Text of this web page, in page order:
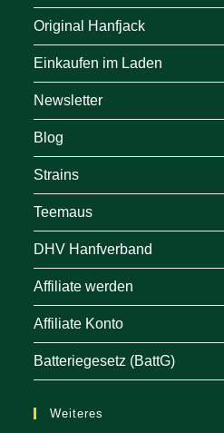
Original Hanfjack
Einkaufen im Laden
Newsletter
Blog
Strains
Teemaus
DHV Hanfverband
Affiliate werden
Affiliate Konto
Batteriegesetz (BattG)
Weiteres